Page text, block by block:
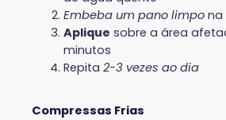
Embeba um pano limpo na
Aplique sobre a área
minutos
Repita 2-3 vezes ao dia
Compressas Frias